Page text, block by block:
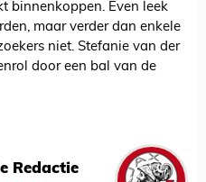
binnenkoppen. Even leek
maar verder dan enkele
niet. Stefanie van der
door een bal van de
Redactie